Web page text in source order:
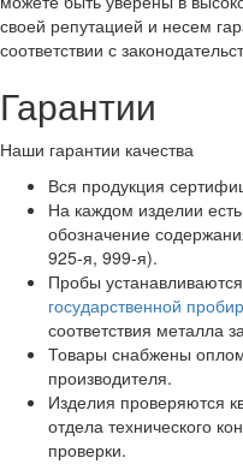
своей репутацией и несем
соответствии с
Гарантии
Наши гарантии качества
Вся продукция
На каждом изделии
обозначение
925-я, 999-я).
Пробы
государственной
соответствия металла
Товары снабжены
производителя.
Изделия проверяются
отдела технического
проверки.